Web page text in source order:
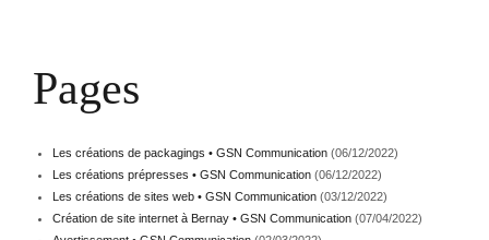
Pages
Les créations de packagings • GSN Communication (06/12/2022)
Les créations prépresses • GSN Communication (06/12/2022)
Les créations de sites web • GSN Communication (03/12/2022)
Création de site internet à Bernay • GSN Communication (07/04/2022)